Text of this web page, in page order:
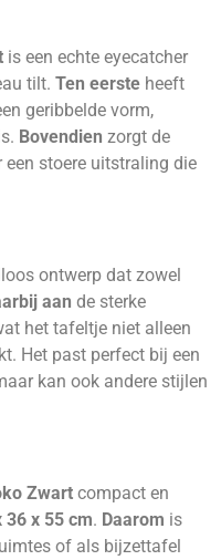
is een echte eyecatcher
tilt. Ten eerste heeft
geribbelde vorm,
Bovendien zorgt de
stoere uitstraling die
ontwerp dat zowel
aan de sterke
het tafeltje niet alleen
Het past perfect bij een
kan ook andere stijlen
Zwart compact en
36 x 55 cm. Daarom is
of als bijzettafel